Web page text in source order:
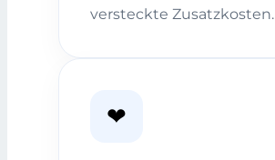
versteckte Zusatzkosten.
❤️